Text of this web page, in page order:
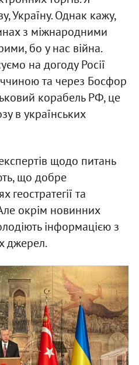
Україну. Однак кажу,
з міжнародними
бо у нас війна.
на догоду Росії
та через Босфор
корабель РФ, це
в українських
щодо питань
що добре
геостратегії та
окрім новинних
інформацією з
джерел.